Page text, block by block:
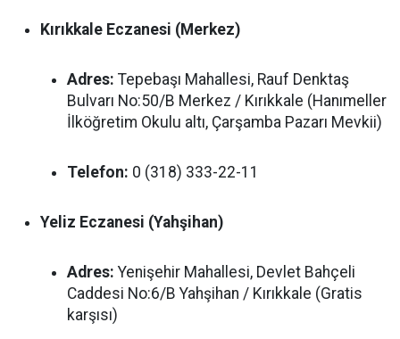
Kırıkkale Eczanesi (Merkez)
Adres: Tepebaşı Mahallesi, Rauf Denktaş
Bulvarı No:50/B Merkez / Kırıkkale (Hanımeller
İlköğretim Okulu altı, Çarşamba Pazarı Mevkii)
Telefon: 0 (318) 333-22-11
Yeliz Eczanesi (Yahşihan)
Adres: Yenişehir Mahallesi, Devlet Bahçeli
Caddesi No:6/B Yahşihan / Kırıkkale (Gratis
karşısı)